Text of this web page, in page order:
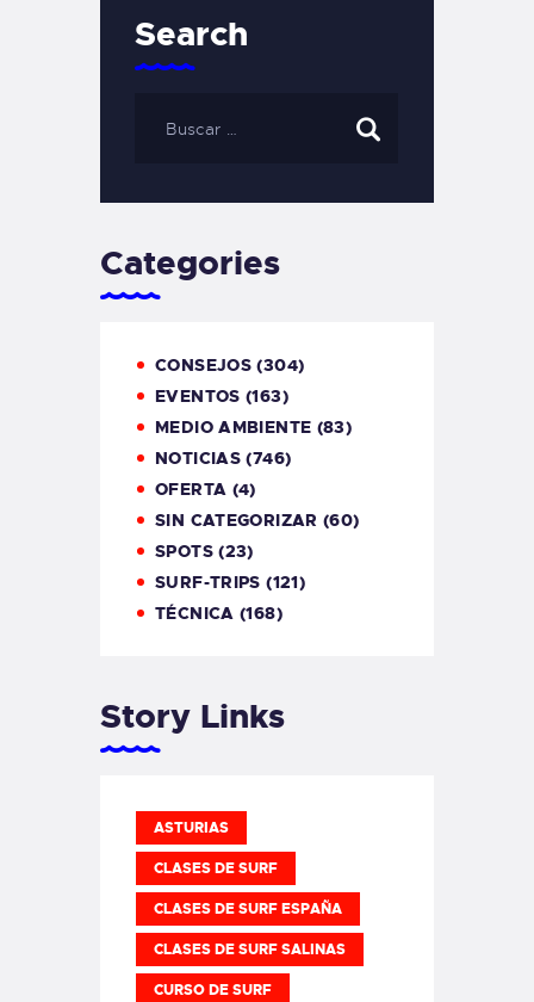
Search
Categories
CONSEJOS (304)
EVENTOS (163)
MEDIO AMBIENTE (83)
NOTICIAS (746)
OFERTA (4)
SIN CATEGORIZAR (60)
SPOTS(23)
SURF-TRIPS (121)
TÉCNICA (168)
Story Links
ASTURIAS
CLASES DE SURF
CLASES DE SURF ESPAÑA
CLASES DE SURF SALINAS
CURSO DE SURF